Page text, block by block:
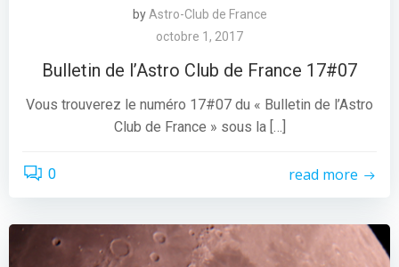
by Astro-Club de France
octobre 1, 2017
Bulletin de l’Astro Club de France 17#07
Vous trouverez le numéro 17#07 du « Bulletin de l’Astro
Club de France » sous la […]
0 read more